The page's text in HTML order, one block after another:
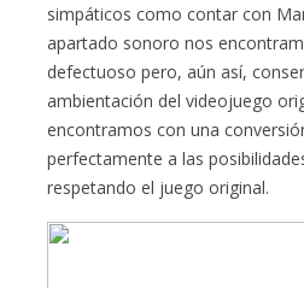
simpáticos como contar con
apartado sonoro nos
defectuoso pero, aún así,
ambientación del videojuego
encontramos con una
perfectamente a las
respetando el juego original.